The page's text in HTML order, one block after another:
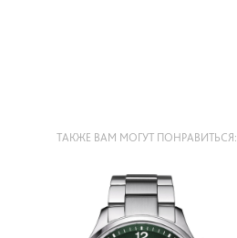
ТАКЖЕ ВАМ МОГУТ ПОНРАВИТЬСЯ: